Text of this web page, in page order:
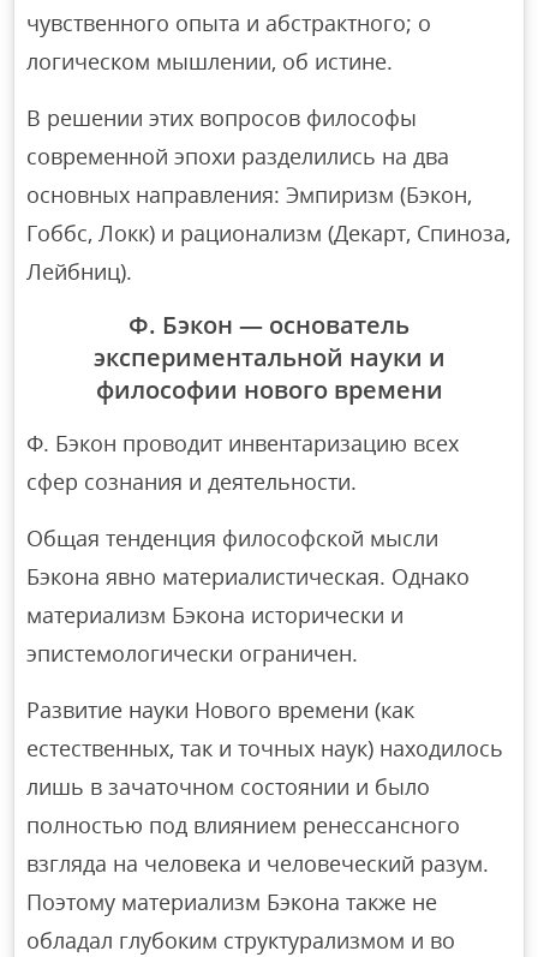
чувственного опыта и абстрактного; о
логическом мышлении, об истине.
В решении этих вопросов философы
современной эпохи разделились на два
основных направления: Эмпиризм (Бэкон,
Гоббс, Локк) и рационализм (Декарт, Спиноза,
Лейбниц).
Ф. Бэкон — основатель
экспериментальной науки и
философии нового времени
Ф. Бэкон проводит инвентаризацию всех
сфер сознания и деятельности.
Общая тенденция философской мысли
Бэкона явно материалистическая. Однако
материализм Бэкона исторически и
эпистемологически ограничен.
Развитие науки Нового времени (как
естественных, так и точных наук) находилось
лишь в зачаточном состоянии и было
полностью под влиянием ренессансного
взгляда на человека и человеческий разум.
Поэтому материализм Бэкона также не
обладал глубоким структурализмом и во